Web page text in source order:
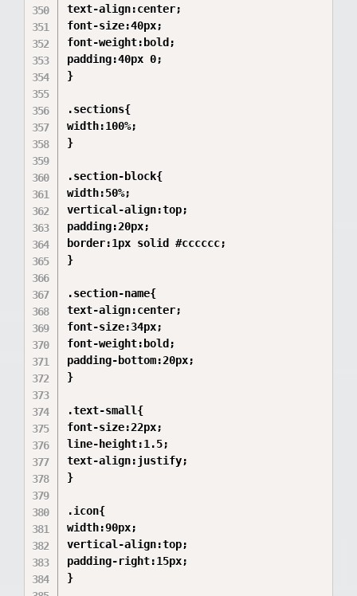
text-align:center;
font-size:40px;
font-weight:bold;
padding:40px 0;
}
.sections{
width:100%;
}
.section-block{
width:50%;
vertical-align:top;
padding:20px;
border:1px solid #cccccc;
}
.section-name{
text-align:center;
font-size:34px;
font-weight:bold;
padding-bottom:20px;
}
.text-small{
font-size:22px;
line-height:1.5;
text-align:justify;
}
.icon{
width:90px;
vertical-align:top;
padding-right:15px;
}